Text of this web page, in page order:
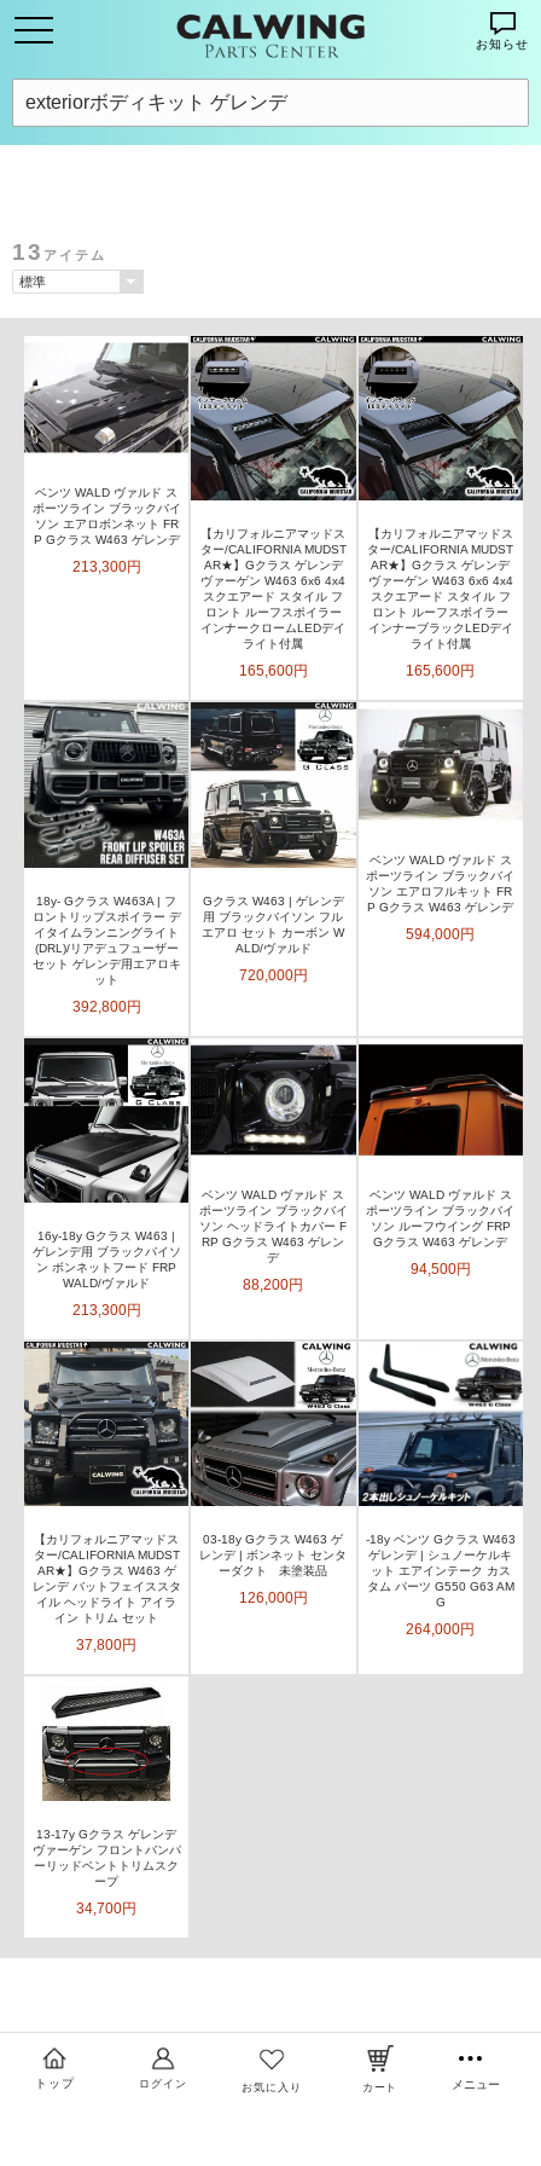
お知らせ
13 アイテム
ベンツ WALD ヴァルド ス
ポーツライン ブラックバイ
ソン エアロボンネット FR
P Gクラス W463 ゲレンデ
213,300円
【カリフォルニアマッドス
ター/CALIFORNIA MUDST
AR★】Gクラス ゲレンデ
ヴァーゲン W463 6x6 4x4
スクエアード スタイル フ
ロント ルーフスポイラー
インナークロームLEDデイ
ライト付属
165,600円
【カリフォルニアマッドス
ター/CALIFORNIA MUDST
AR★】Gクラス ゲレンデ
ヴァーゲン W463 6x6 4x4
スクエアード スタイル フ
ロント ルーフスポイラー
インナーブラックLEDデイ
ライト付属
165,600円
18y- Gクラス W463A | フ
ロントリップスポイラー デ
イタイムランニングライト
(DRL)/リアデュフューザー
セット ゲレンデ用エアロキ
ット
392,800円
Gクラス W463 | ゲレンデ
用 ブラックバイソン フル
エアロ セット カーボン W
ALD/ヴァルド
720,000円
ベンツ WALD ヴァルド ス
ポーツライン ブラックバイ
ソン エアロフルキット FR
P Gクラス W463 ゲレンデ
594,000円
16y-18y Gクラス W463 |
ゲレンデ用 ブラックバイソ
ン ボンネットフード FRP
WALD/ヴァルド
213,300円
ベンツ WALD ヴァルド ス
ポーツライン ブラックバイ
ソン ヘッドライトカバー F
RP Gクラス W463 ゲレン
デ
88,200円
ベンツ WALD ヴァルド ス
ポーツライン ブラックバイ
ソン ルーフウイング FRP
Gクラス W463 ゲレンデ
94,500円
【カリフォルニアマッドス
ター/CALIFORNIA MUDST
AR★】Gクラス W463 ゲ
レンデ バットフェイススタ
イル ヘッドライト アイラ
イン トリム セット
37,800円
03-18y Gクラス W463 ゲ
レンデ | ボンネット センタ
ーダクト 未塗装品
126,000円
-18y ベンツ Gクラス W463
ゲレンデ | シュノーケルキ
ット エアインテーク カス
タム パーツ G550 G63 AM
G
264,000円
13-17y Gクラス ゲレンデ
ヴァーゲン フロントバンパ
ーリッドベントトリムスク
ープ
34,700円
トップ ログイン お気に入り カート メニュー